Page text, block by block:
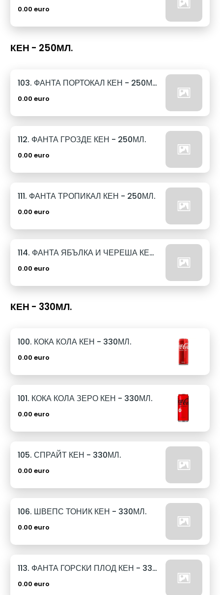
0.00 euro
КЕН - 250МЛ.
103. ФАНТА ПОРТОКАЛ КЕН - 250МЛ.
0.00 euro
112. ФАНТА ГРОЗДЕ КЕН - 250МЛ.
0.00 euro
111. ФАНТА ТРОПИКАЛ КЕН - 250МЛ.
0.00 euro
114. ФАНТА ЯБЪЛКА И ЧЕРЕША КЕН - 250МЛ.
0.00 euro
КЕН - 330МЛ.
100. КОКА КОЛА КЕН - 330МЛ.
0.00 euro
101. КОКА КОЛА ЗЕРО КЕН - 330МЛ.
0.00 euro
105. СПРАЙТ КЕН - 330МЛ.
0.00 euro
106. ШВЕПС ТОНИК КЕН - 330МЛ.
0.00 euro
113. ФАНТА ГОРСКИ ПЛОД КЕН - 330МЛ.
0.00 euro